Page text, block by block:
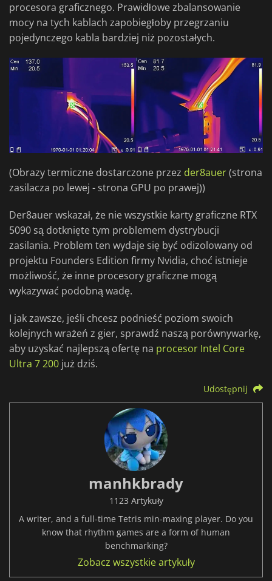
procesora graficznego. Prawidłowe zbalansowanie
mocy na tych kablach zapobiegłoby przegrzaniu
pojedynczego kabla bardziej niż pozostałych.
(Obrazy termiczne dostarczone przez der8auer(strona
zasilacza po lewej - strona GPU po prawej))
Der8auer wskazał, że nie wszystkie karty graficzne RTX
5090 są dotknięte tym problemem dystrybucji
zasilania. Problem ten wydaje się być odizolowany od
projektu Founders Edition firmy Nvidia, choć istnieje
możliwość, że inne procesory graficzne mogą
wykazywać podobną wadę.
I jak zawsze, jeśli chcesz podnieść poziom swoich
kolejnych wrażeń z gier, sprawdź naszą porównywarkę,
aby uzyskać najlepszą ofertę na procesor Intel Core
Ultra 7 200 już dziś.
Udostępnij
manhkbrady
1123 Artykuły
A writer, and a full-time Tetris min-maxing player. Do you
know that rhythm games are a form of human
benchmarking?
Zobacz wszystkie artykuły